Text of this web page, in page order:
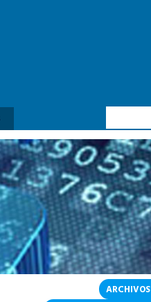
ARCHIVOS